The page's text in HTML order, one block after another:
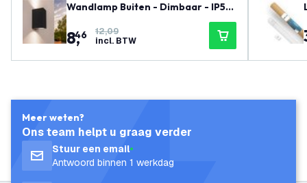
Wandlamp Buiten - Dimbaar - IP54
- GU10 Fitting - Up & Down - Zwart
- Geschikt voor Binnen & Buiten
8,
46
12,09
incl. BTW
Meer weten?
Ons team helpt u graag verder
Stuur een email
Antwoord binnen 1 werkdag